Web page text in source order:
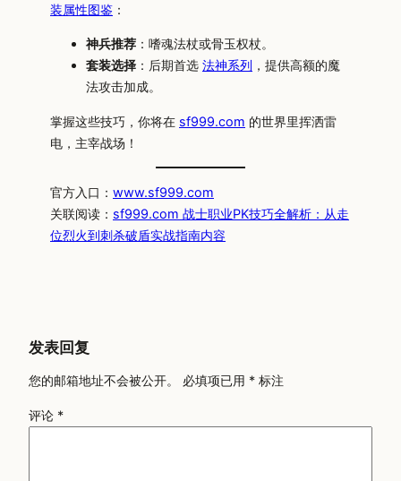
装属性图鉴 ：
神兵推荐 ：嗜魂法杖或骨玉权杖。
套装选择 ：后期首选 法神系列 ，提供高额的魔
法攻击加成。
掌握这些技巧，你将在 sf999.com 的世界里挥洒雷
电，主宰战场！
官方入口： www.sf999.com
关联阅读： sf999.com 战士职业PK技巧全解析：从走
位烈火到刺杀破盾实战指南内容
发表回复
您的邮箱地址不会被公开。 必填项已用 * 标注
评论 *